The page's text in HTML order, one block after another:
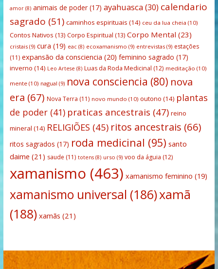
amor(8) animais de poder(17) ayahuasca(30) calendario
sagrado (51) caminhos espirituais (14) ceu da lua cheia (10)
Contos Nativos (13) Corpo Espiritual (13) Corpo Mental (23)
cristais(9) cura (19) eac(8) ecoxamanismo (9) entrevistas(9) estações
(11) expansão da consciencia (20) feminino sagrado (17)
inverno (14) Leo Artese (8) Luas da Roda Medicinal (12) meditação (10)
mente(10) nagual (9) nova consciencia (80) nova
era (67) Nova Terra (11) novo mundo (10) outono (14) plantas
de poder(41) praticas ancestrais (47) reino
mineral (14) RELIGIÕES (45) ritos ancestrais (66)
ritos sagrados (17) roda medicinal (95) santo
daime (21) saude (11) totens(8) urso (9) voo da águia (12)
xamanismo (463) xamanismo feminino (19)
xamanismo universal (186)xamã
(188) xamãs (21)